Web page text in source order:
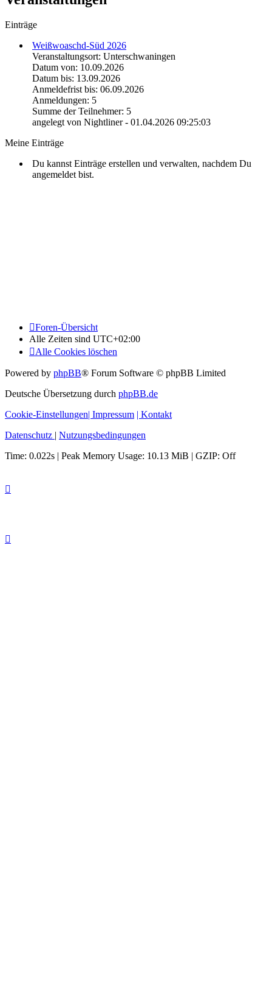
Einträge
Weißwoaschd-Süd 2026
Veranstaltungsort: Unterschwaningen
Datum von: 10.09.2026
Datum bis: 13.09.2026
Anmeldefrist bis: 06.09.2026
Anmeldungen: 5
Summe der Teilnehmer: 5
angelegt von Nightliner - 01.04.2026 09:25:03
Meine Einträge
Du kannst Einträge erstellen und verwalten, nachdem Du
angemeldet bist.
Foren-Übersicht
Alle Zeiten sind UTC+02:00
Alle Cookies löschen
Powered by phpBB® Forum Software © phpBB Limited
Deutsche Übersetzung durch phpBB.de
Cookie-Einstellungen| Impressum | Kontakt
Datenschutz | Nutzungsbedingungen
Time: 0.022s | Peak Memory Usage: 10.13 MiB | GZIP: Off